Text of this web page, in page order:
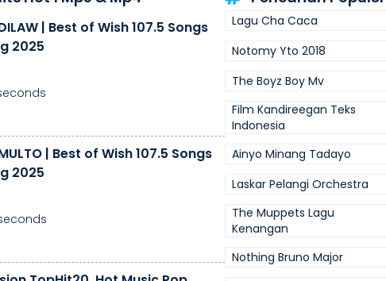
| Best of Wish 107.5 Songs
2025
| Best of Wish 107.5 Songs
2025
Lagu Cha Caca
Notomy Yto 2018
The Boyz Boy Mv
Film Kandireegan Teks
Indonesia
Ainyo Minang Tadayo
Laskar Pelangi Orchestra
The Muppets Lagu
Kenangan
Nothing Bruno Major